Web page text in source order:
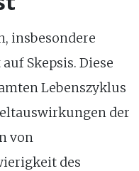
insbesondere
Skepsis. Diese
Lebenszyklus
der
von
des